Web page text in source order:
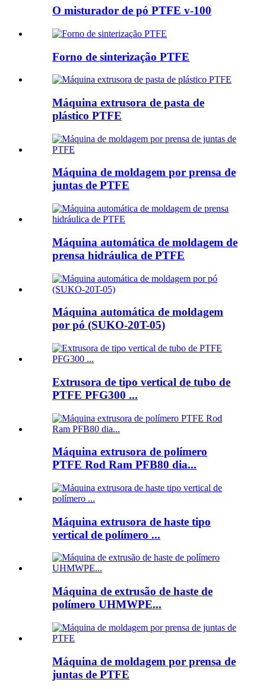
O misturador de pó PTFE v-100
Forno de sinterização PTFE
Máquina extrusora de pasta de
plástico PTFE
Máquina de moldagem por prensa de
juntas de PTFE
Máquina automática de moldagem de
prensa hidráulica de PTFE
Máquina automática de moldagem
por pó (SUKO-20T-05)
Extrusora de tipo vertical de tubo de
PTFE PFG300 ...
Máquina extrusora de polímero
PTFE Rod Ram PFB80 dia...
Máquina extrusora de haste tipo
vertical de polímero ...
Máquina de extrusão de haste de
polímero UHMWPE...
Máquina de moldagem por prensa de
juntas de PTFE